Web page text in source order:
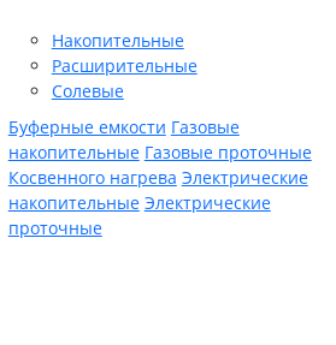
Накопительные
Расширительные
Солевые
Буферные емкости Газовые
накопительные Газовые проточные
Косвенного нагрева Электрические
накопительные Электрические
проточные